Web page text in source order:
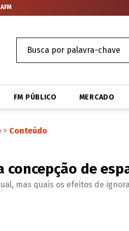
FM PÚBLICO MERCADO
> Conteúdo
concepção de
mas quais os efeitos de